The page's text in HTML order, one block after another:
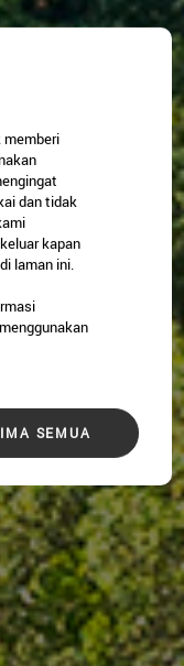
memberi
dan tidak
kapan
laman ini.
SEMUA